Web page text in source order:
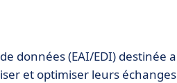
données (EAI/EDI) destinée
et optimiser leurs